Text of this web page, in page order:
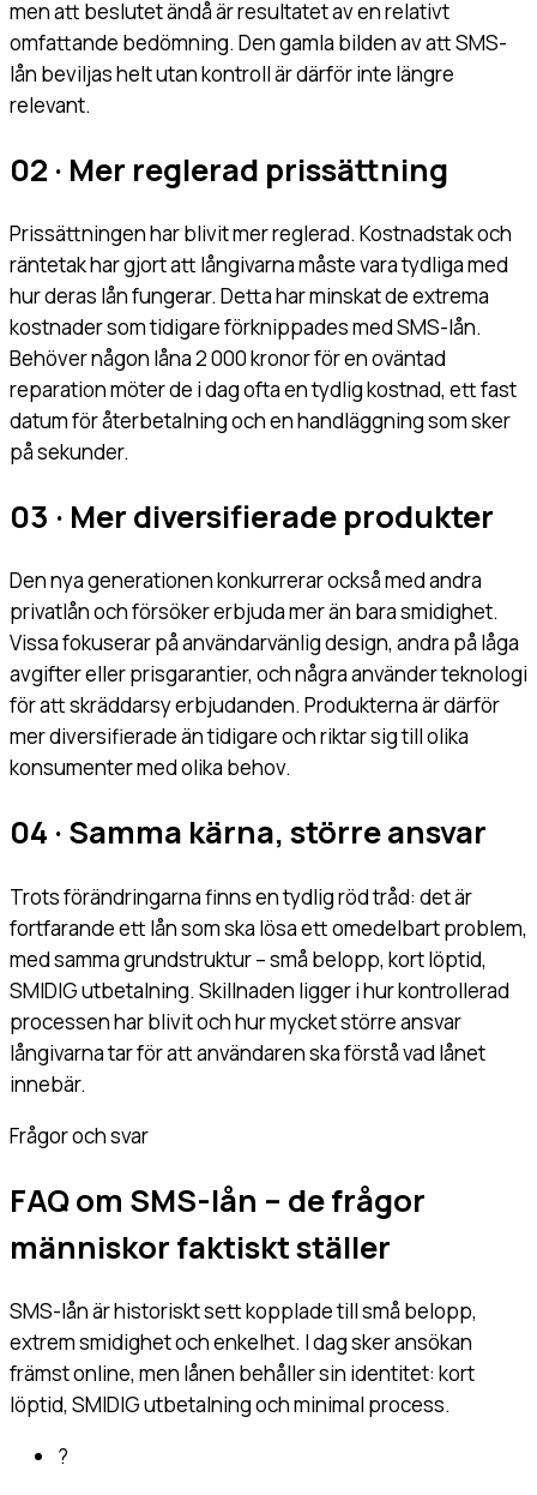
men att beslutet ändå är resultatet av en relativt
omfattande bedömning. Den gamla bilden av att SMS-
lån beviljas helt utan kontroll är därför inte längre
relevant.
02 · Mer reglerad prissättning
Prissättningen har blivit mer reglerad. Kostnadstak och
räntetak har gjort att långivarna måste vara tydliga med
hur deras lån fungerar. Detta har minskat de extrema
kostnader som tidigare förknippades med SMS-lån.
Behöver någon låna 2 000 kronor för en oväntad
reparation möter de i dag ofta en tydlig kostnad, ett fast
datum för återbetalning och en handläggning som sker
på sekunder.
03 · Mer diversifierade produkter
Den nya generationen konkurrerar också med andra
privatlån och försöker erbjuda mer än bara smidighet.
Vissa fokuserar på användarvänlig design, andra på låga
avgifter eller prisgarantier, och några använder teknologi
för att skräddarsy erbjudanden. Produkterna är därför
mer diversifierade än tidigare och riktar sig till olika
konsumenter med olika behov.
04 · Samma kärna, större ansvar
Trots förändringarna finns en tydlig röd tråd: det är
fortfarande ett lån som ska lösa ett omedelbart problem,
med samma grundstruktur – små belopp, kort löptid,
SMIDIG utbetalning. Skillnaden ligger i hur kontrollerad
processen har blivit och hur mycket större ansvar
långivarna tar för att användaren ska förstå vad lånet
innebär.
Frågor och svar
FAQ om SMS-lån – de frågor
människor faktiskt ställer
SMS-lån är historiskt sett kopplade till små belopp,
extrem smidighet och enkelhet. I dag sker ansökan
främst online, men lånen behåller sin identitet: kort
löptid, SMIDIG utbetalning och minimal process.
?